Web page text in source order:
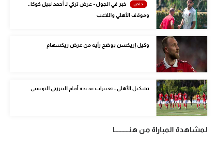
في المونديال
رياضة نسائية
آسيا
أمريكا
ركن الألعاب
Gamers
خبر في الجول - عرض تركي لـ أحمد نبيل كوكا..
وموقف الأهلي واللاعب
وكيل إريكسن يوضح رأيه من عرض ريكسهام
تشكيل الأهلي - تغييرات عديدة أمام البنزرتي التونسي
لمشاهدة المباراة من هنــــــــــا